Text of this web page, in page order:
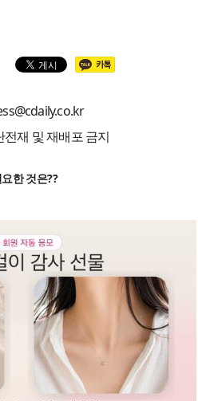
재 및 재배포 금지
한 것은??